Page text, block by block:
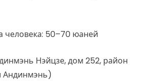
человека: 50–70 юаней
Нэйцзе, дом 252, район
Андинмэнь)